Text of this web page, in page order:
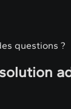
questions ?